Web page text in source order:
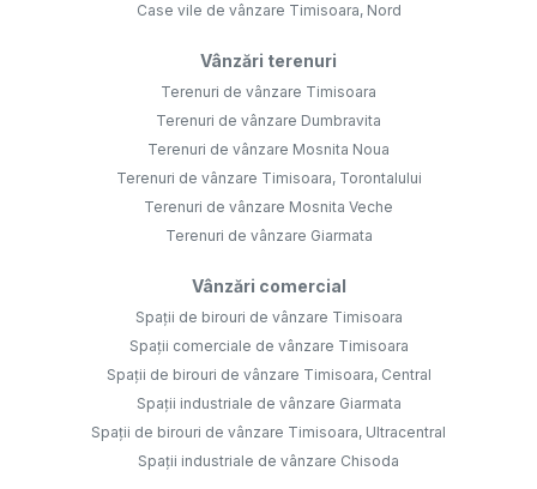
Case vile de vânzare Timisoara, Nord
Vânzări terenuri
Terenuri de vânzare Timisoara
Terenuri de vânzare Dumbravita
Terenuri de vânzare Mosnita Noua
Terenuri de vânzare Timisoara, Torontalului
Terenuri de vânzare Mosnita Veche
Terenuri de vânzare Giarmata
Vânzări comercial
Spații de birouri de vânzare Timisoara
Spații comerciale de vânzare Timisoara
Spații de birouri de vânzare Timisoara, Central
Spații industriale de vânzare Giarmata
Spații de birouri de vânzare Timisoara, Ultracentral
Spații industriale de vânzare Chisoda